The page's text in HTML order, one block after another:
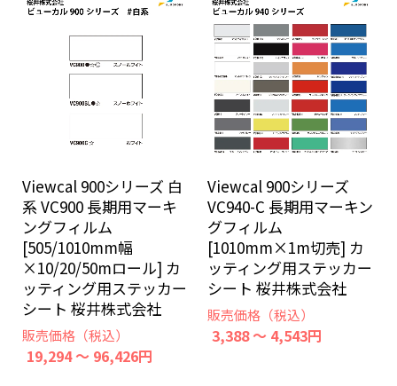
Viewcal 900シリーズ 白
系 VC900 長期用マーキ
ングフィルム
[505/1010mm幅
×10/20/50mロール] カ
ッティング用ステッカー
シート 桜井株式会社
販売価格（税込）
19,294 ～ 96,426円
Viewcal 900シリーズ
VC940-C 長期用マーキン
グフィルム
[1010mm×1m切売] カ
ッティング用ステッカー
シート 桜井株式会社
販売価格（税込）
3,388 ～ 4,543円